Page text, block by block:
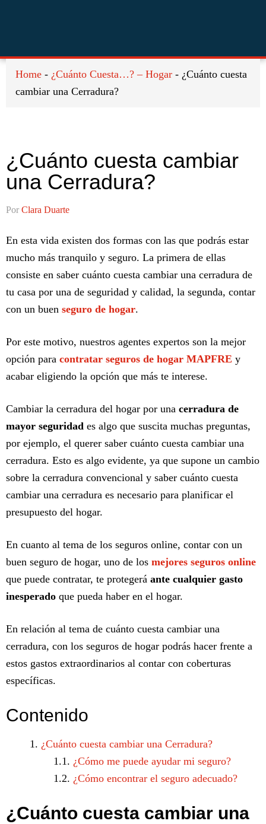
principal
página
Home - ¿Cuánto Cuesta…? – Hogar - ¿Cuánto cuesta
cambiar una Cerradura?
¿Cuánto cuesta cambiar
una Cerradura?
Por Clara Duarte
En esta vida existen dos formas con las que podrás estar
mucho más tranquilo y seguro. La primera de ellas
consiste en saber cuánto cuesta cambiar una cerradura de
tu casa por una de seguridad y calidad, la segunda, contar
con un buen seguro de hogar.
Por este motivo, nuestros agentes expertos son la mejor
opción para contratar seguros de hogar MAPFRE y
acabar eligiendo la opción que más te interese.
Cambiar la cerradura del hogar por una cerradura de
mayor seguridad es algo que suscita muchas preguntas,
por ejemplo, el querer saber cuánto cuesta cambiar una
cerradura. Esto es algo evidente, ya que supone un cambio
sobre la cerradura convencional y saber cuánto cuesta
cambiar una cerradura es necesario para planificar el
presupuesto del hogar.
En cuanto al tema de los seguros online, contar con un
buen seguro de hogar, uno de los mejores seguros online
que puede contratar, te protegerá ante cualquier gasto
inesperado que pueda haber en el hogar.
En relación al tema de cuánto cuesta cambiar una
cerradura, con los seguros de hogar podrás hacer frente a
estos gastos extraordinarios al contar con coberturas
específicas.
Contenido
¿Cuánto cuesta cambiar una Cerradura?
¿Cómo me puede ayudar mi seguro?
¿Cómo encontrar el seguro adecuado?
¿Cuánto cuesta cambiar una